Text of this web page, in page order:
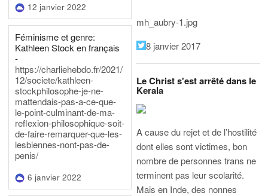
12 janvier 2022
Féminisme et genre:
Kathleen Stock en français
-
https://charliehebdo.fr/2021/
12/societe/kathleen-
stockphilosophe-je-ne-
mattendais-pas-a-ce-que-
le-point-culminant-de-ma-
reflexion-philosophique-soit-
de-faire-remarquer-que-les-
lesbiennes-nont-pas-de-
penis/
6 janvier 2022
mh_aubry-1.jpg
8 janvier 2017
Le Christ s'est arrêté dans le
Kerala
A cause du rejet et de l’hostilité
dont elles sont victimes, bon
nombre de personnes trans ne
terminent pas leur scolarité.
Mais en Inde, des nonnes